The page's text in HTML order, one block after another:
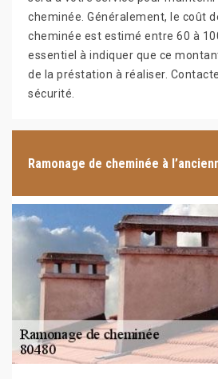
cheminée. Généralement, le coût
cheminée est estimé entre 60 à
essentiel à indiquer que ce
de la préstation à réaliser.
sécurité.
Ramonage de cheminée à